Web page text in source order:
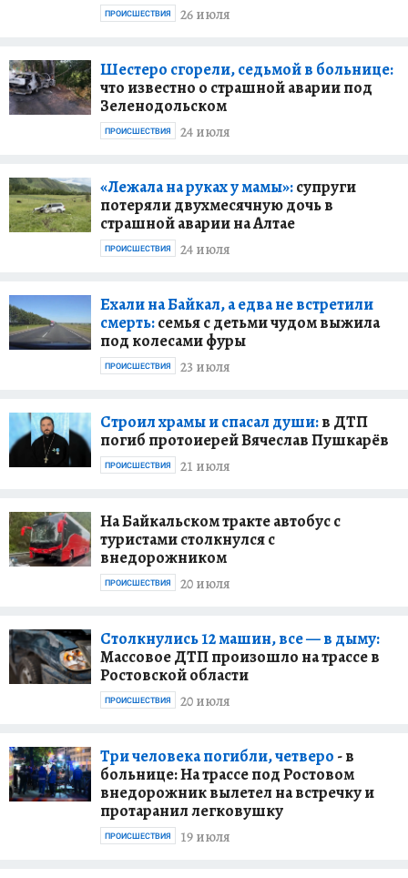
26 июля
ПРОИСШЕСТВИЯ
Шестеро сгорели, седьмой в больнице:
что известно о страшной аварии под
Зеленодольском
24 июля
ПРОИСШЕСТВИЯ
«Лежала на руках у мамы»:супруги
потеряли двухмесячную дочь в
страшной аварии на Алтае
24 июля
ПРОИСШЕСТВИЯ
Ехали на Байкал, а едва не встретили
смерть:семья с детьми чудом выжила
под колесами фуры
23 июля
ПРОИСШЕСТВИЯ
Строил храмы и спасал души:в ДТП
погиб протоиерей Вячеслав Пушкарёв
21 июля
ПРОИСШЕСТВИЯ
На Байкальском тракте автобус с
туристами столкнулся с
внедорожником
20 июля
ПРОИСШЕСТВИЯ
Столкнулись 12 машин, все — в дыму:
Массовое ДТП произошло на трассе в
Ростовской области
20 июля
ПРОИСШЕСТВИЯ
Три человека погибли, четверо - в
больнице: На трассе под Ростовом
внедорожник вылетел на встречку и
протаранил легковушку
19 июля
ПРОИСШЕСТВИЯ